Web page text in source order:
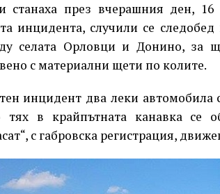
станаха през вчерашния ден,
инцидента, случили се
селата Орловци и Донино, за
с материални щети по колите.
инцидент два леки автомобила
тях в крайпътната канавка се
с габровска регистрация,